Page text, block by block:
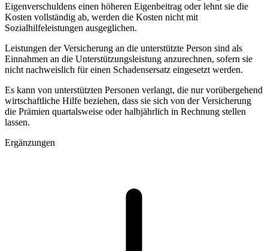
Eigenverschuldens einen höheren Eigenbeitrag oder lehnt sie die
Kosten vollständig ab, werden die Kosten nicht mit
Sozialhilfeleistungen ausgeglichen.
Leistungen der Versicherung an die unterstützte Person sind als
Einnahmen an die Unterstützungsleistung anzurechnen, sofern sie
nicht nachweislich für einen Schadensersatz eingesetzt werden.
Es kann von unterstützten Personen verlangt, die nur vorübergehend
wirtschaftliche Hilfe beziehen, dass sie sich von der Versicherung
die Prämien quartalsweise oder halbjährlich in Rechnung stellen
lassen.
Ergänzungen